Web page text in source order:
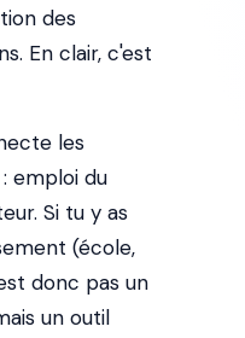
des
En clair, c'est
les
emploi du
Si tu y as
(école,
donc pas un
un outil